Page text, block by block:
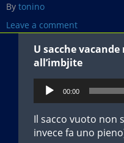
By tonino
Leave a comment
U sacche
all’imbjite
Audio
Player
00:00
Il sacco vuoto non
invece fa uno